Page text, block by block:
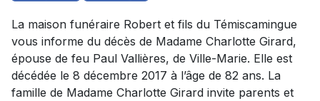
La maison funéraire Robert et fils du Témiscamingue
vous informe du décès de Madame Charlotte Girard,
épouse de feu Paul Vallières, de Ville-Marie. Elle est
décédée le 8 décembre 2017 à l’âge de 82 ans. La
famille de Madame Charlotte Girard invite parents et